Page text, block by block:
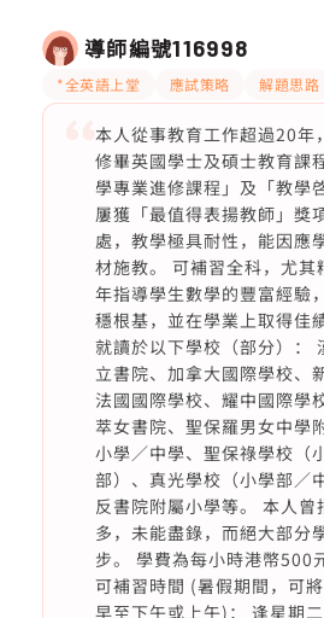
導師編號116998
*全英語上堂 應試策略 解題思路
本人從事教育工作超過20年
修畢英國學士及碩士教育課
學專業進修課程」及「教學
屢獲「最值得表揚教師」獎
處，教學極具耐性，能因應
材施教。 可補習全科，尤其
年指導學生數學的豐富經驗
穩根基，並在學業上取得佳
就讀於以下學校（部分）：
立書院、加拿大國際學校、
法國國際學校、耀中國際學
萃女書院、聖保羅男女中學
小學／中學、聖保祿學校（
部）、真光學校（小學部／
反書院附屬小學等。 本人曾
多，未能盡錄，而絕大部分
步。 學費為每小時港幣500
可補習時間 (暑假期間，可
早至下午或上午)： 逢星期